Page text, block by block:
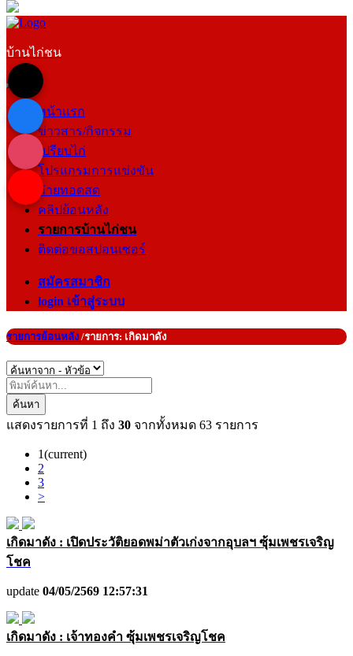
บ้านไก่ชน
หน้าแรก
ข่าวสาร/กิจกรรม
เปรียบไก่
โปรแกรมการแข่งขัน
ถ่ายทอดสด
คลิปย้อนหลัง
รายการบ้านไก่ชน
ติดต่อขอสปอนเซอร์
สมัครสมาชิก
login เข้าสู่ระบบ
รายการย้อนหลัง /รายการ: เกิดมาดัง
ค้นหา
แสดงรายการที่ 1 ถึง 30 จากทั้งหมด 63 รายการ
1(current)
2
3
>
เกิดมาดัง : เปิดประวัติยอดพม่าตัวเก่งจากอุบลฯ ซุ้มเพชรเจริญ
โชค
update 04/05/2569 12:57:31
เกิดมาดัง : เจ้าทองคำ ซุ้มเพชรเจริญโชค